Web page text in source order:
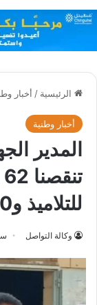
الرئيسية / أخبار
أخبار وطنية
المدير
للتلاميذ و2500 طاولة
وكالة التواصل